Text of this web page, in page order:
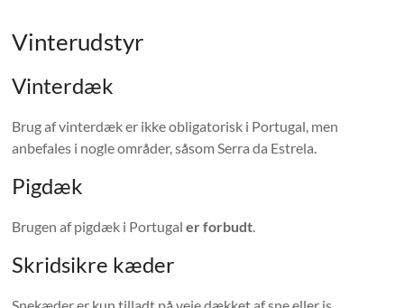
Vinterudstyr
Vinterdæk
Brug af vinterdæk er ikke obligatorisk i Portugal, men
anbefales i nogle områder, såsom Serra da Estrela.
Pigdæk
Brugen af ​​pigdæk i Portugaler forbudt
Skridsikre kæder
Snekæder er kun tilladt på veje dækket af sne eller is.